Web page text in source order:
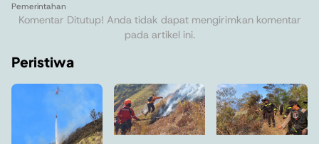
Pemerintahan
Komentar Ditutup! Anda tidak dapat mengirimkan komentar
pada artikel ini.
Peristiwa